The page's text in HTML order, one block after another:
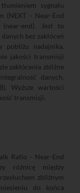
sygnału
(NEXT - Near-End
end). Jest to
bez zakłóceń
pobliżu nadajnika.
jakości transmisji
zakłócenia zbliżne
danych.
Wyższe wartości
transmisji.
Ratio - Near-End
różnicę między
zbliżnym
do końca